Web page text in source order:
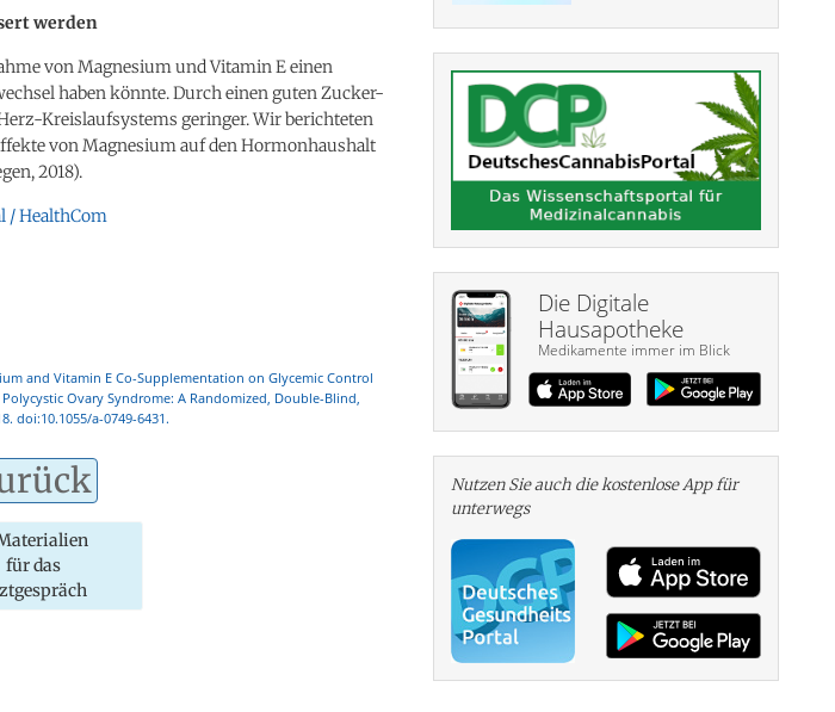
werden
von Magnesium und Vitamin E einen
haben könnte. Durch einen guten Zucker-
Kreislaufsystems geringer. Wir berichteten
von Magnesium auf den Hormonhaushalt
2018).
/ HealthCom
and Vitamin E Co-Supplementation on Glycemic Control
Ovary Syndrome: A Randomized, Double-Blind,
doi:10.1055/a-0749-6431.
für das
Die Digitale
Hausapotheke
Medikamente immer im Blick
Nutzen Sie auch die kosten­lose App für
unterwegs